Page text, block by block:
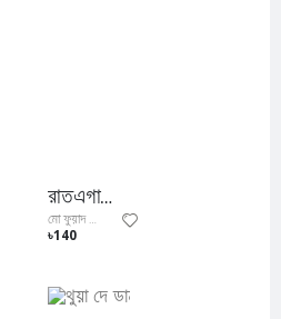
রাতএগারোটা
মো ফুয়াদ আল ফিদা
৳140